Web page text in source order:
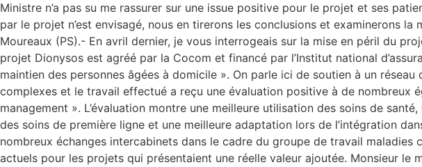
Ministre n’a pas su me rassurer sur une issue positive pour le projet et ses
par le projet n’est envisagé, nous en tirerons les conclusions et examinerons
Moureaux (PS).- En avril dernier, je vous interrogeais sur la mise en péril du
projet Dionysos est agréé par la Cocom et financé par l’Institut national
maintien des personnes âgées à domicile ». On parle ici de soutien à un
complexes et le travail effectué a reçu une évaluation positive à de
management ». L’évaluation montre une meilleure utilisation des soins de
des soins de première ligne et une meilleure adaptation lors de l’intégration
nombreux échanges intercabinets dans le cadre du groupe de travail
actuels pour les projets qui présentaient une réelle valeur ajoutée. Monsieur